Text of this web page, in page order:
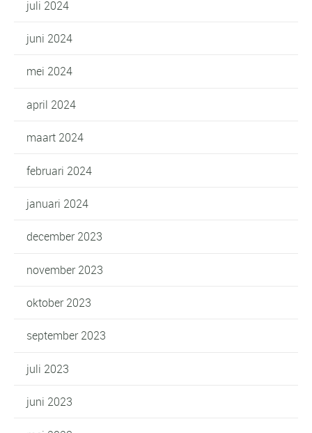
juli 2024
juni 2024
mei 2024
april 2024
maart 2024
februari 2024
januari 2024
december 2023
november 2023
oktober 2023
september 2023
juli 2023
juni 2023